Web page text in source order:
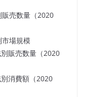
売数量（2020
場規模
販売数量（2020
消費額（2020